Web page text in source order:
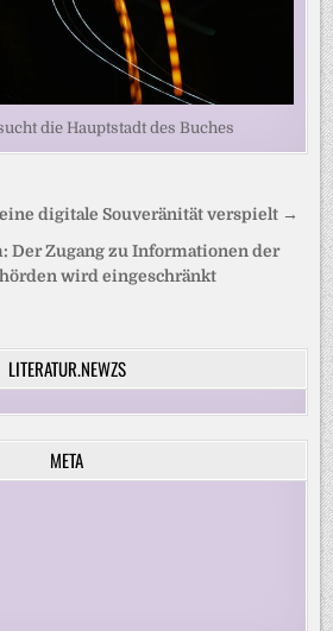
die Hauptstadt des Buches
digitale Souveränität verspielt →
Der Zugang zu Informationen der
wird eingeschränkt
LITERATUR.NEWZS
META